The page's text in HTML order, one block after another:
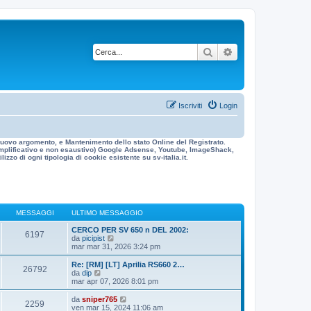
Cerca
Login
Iscriviti
argomento, e Mantenimento dello stato Online del Registrato.
e non esaustivo) Google Adsense, Youtube, ImageShack,
di ogni tipologia di cookie esistente su sv-italia.it.
MESSAGGI ULTIMO MESSAGGIO
6197
CERCO PER SV 650 n DEL 2002:
da picipist
e
d
i
u
l
i
m
mar mar 31, 2026 3:24 pm
26792
Re: [RM] [LT] Aprilia RS660 2…
da dip
e
d
i
u
mar apr 07, 2026 8:01 pm
2259 da sniper765
e
ven mar 15, 2024 11:06 am